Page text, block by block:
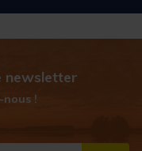
newsletter
nous !